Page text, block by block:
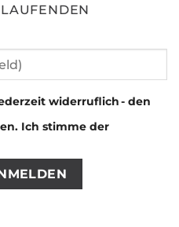
widerruflich - den
Ich stimme der